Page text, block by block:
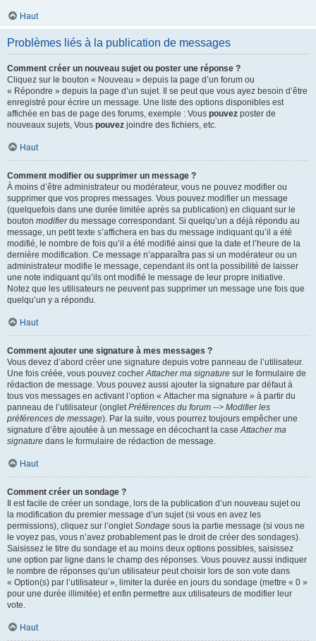
Haut
Problèmes liés à la publication de messages
Comment créer un nouveau sujet ou poster une réponse ?
Cliquez sur le bouton « Nouveau » depuis la page d’un forum ou
« Répondre » depuis la page d’un sujet. Il se peut que vous ayez besoin d’être
enregistré pour écrire un message. Une liste des options disponibles est
affichée en bas de page des forums, exemple : Vous pouvez poster de
nouveaux sujets, Vous pouvez joindre des fichiers, etc.
Haut
Comment modifier ou supprimer un message ?
À moins d’être administrateur ou modérateur, vous ne pouvez modifier ou
supprimer que vos propres messages. Vous pouvez modifier un message
(quelquefois dans une durée limitée après sa publication) en cliquant sur le
bouton modifierdu message correspondant. Si quelqu’un a déjà répondu au
message, un petit texte s’affichera en bas du message indiquant qu’il a été
modifié, le nombre de fois qu’il a été modifié ainsi que la date et l’heure de la
dernière modification. Ce message n’apparaîtra pas si un modérateur ou un
administrateur modifie le message, cependant ils ont la possibilité de laisser
une note indiquant qu’ils ont modifié le message de leur propre initiative.
Notez que les utilisateurs ne peuvent pas supprimer un message une fois que
quelqu’un y a répondu.
Haut
Comment ajouter une signature à mes messages ?
Vous devez d’abord créer une signature depuis votre panneau de l’utilisateur.
Une fois créée, vous pouvez cocherAttacher ma signature sur le formulaire de
rédaction de message. Vous pouvez aussi ajouter la signature par défaut à
tous vos messages en activant l’option « Attacher ma signature » à partir du
panneau de l’utilisateur (ongletPréférences du forum --> Modifier les
préférences de message). Par la suite, vous pourrez toujours empêcher une
signature d’être ajoutée à un message en décochant la caseAttacher ma
signature dans le formulaire de rédaction de message.
Haut
Comment créer un sondage ?
Il est facile de créer un sondage, lors de la publication d’un nouveau sujet ou
la modification du premier message d’un sujet (si vous en avez les
permissions), cliquez sur l’ongletSondage sous la partie message (si vous ne
le voyez pas, vous n’avez probablement pas le droit de créer des sondages).
Saisissez le titre du sondage et au moins deux options possibles, saisissez
une option par ligne dans le champ des réponses. Vous pouvez aussi indiquer
le nombre de réponses qu’un utilisateur peut choisir lors de son vote dans
« Option(s) par l’utilisateur », limiter la durée en jours du sondage (mettre « 0 »
pour une durée illimitée) et enfin permettre aux utilisateurs de modifier leur
vote.
Haut